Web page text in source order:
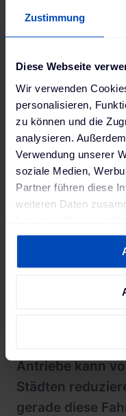
Zustimmung
Diese Webseite
Wir verwenden
personalisieren,
zu können und die
analysieren.
Verwendung unserer
soziale Medien,
Partner führen diese
weiteren Daten
gesammelt haben.
Impressum.
Stephan Döll,
Abteilungsleiter
Gebäudetechnik
"Wir freuen uns
Elektromobilität
die diesem
Antriebe kann
Städten
gerade diese